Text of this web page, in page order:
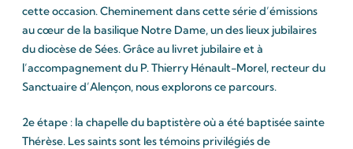
cette occasion. Cheminement dans cette série d’émissions
au cœur de la basilique Notre Dame, un des lieux jubilaires
du diocèse de Sées. Grâce au livret jubilaire et à
l’accompagnement du P. Thierry Hénault-Morel, recteur du
Sanctuaire d’Alençon, nous explorons ce parcours.
2e étape : la chapelle du baptistère où a été baptisée sainte
Thérèse. Les saints sont les témoins privilégiés de